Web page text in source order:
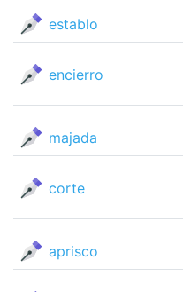
establo
encierro
majada
corte
aprisco